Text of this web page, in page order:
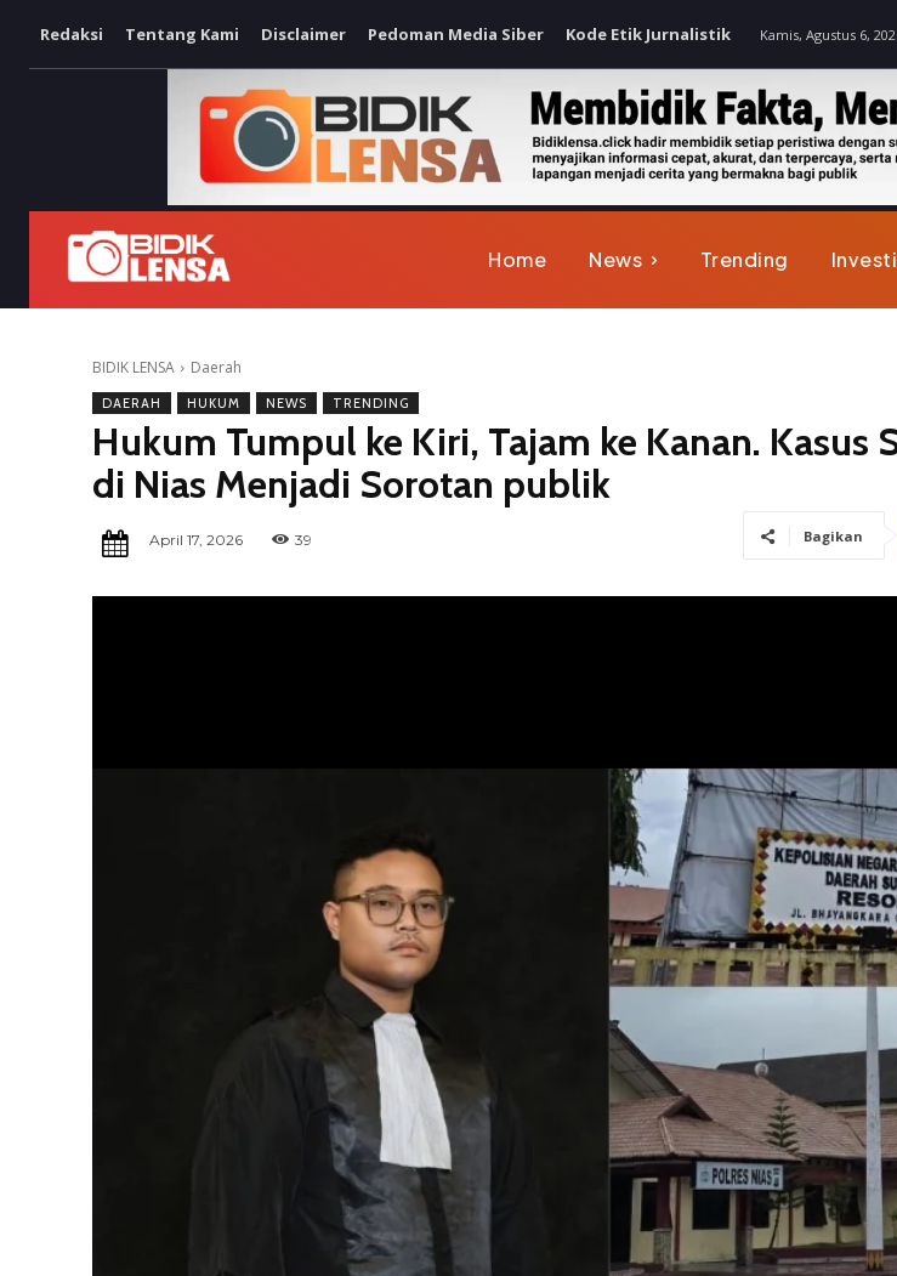
Redaksi Tentang Kami Disclaimer Pedoman Media Siber Kode Etik Jurnalistik Kamis, Agustus 6,
Home News Trending
BIDIK LENSA Daerah
DAERAH HUKUM NEWS TRENDING
Hukum Tumpul ke Kiri, Tajam ke Kanan. Kasus
di Nias Menjadi Sorotan publik
April 17, 2026 39 Bagikan